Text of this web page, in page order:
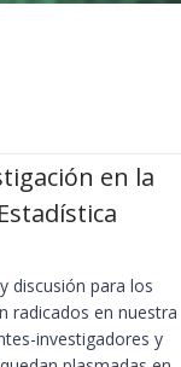
en la
discusión para los
radicados en nuestra
investigadores y